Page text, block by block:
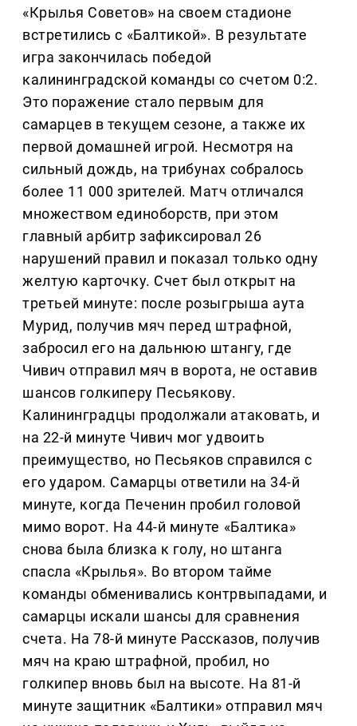
«Крылья Советов» на своем стадионе
встретились с «Балтикой». В результате
игра закончилась победой
калининградской команды со счетом 0:2.
Это поражение стало первым для
самарцев в текущем сезоне, а также их
первой домашней игрой. Несмотря на
сильный дождь, на трибунах собралось
более 11 000 зрителей. Матч отличался
множеством единоборств, при этом
главный арбитр зафиксировал 26
нарушений правил и показал только одну
желтую карточку. Счет был открыт на
третьей минуте: после розыгрыша аута
Мурид, получив мяч перед штрафной,
забросил его на дальнюю штангу, где
Чивич отправил мяч в ворота, не оставив
шансов голкиперу Песьякову.
Калининградцы продолжали атаковать, и
на 22-й минуте Чивич мог удвоить
преимущество, но Песьяков справился с
его ударом. Самарцы ответили на 34-й
минуте, когда Печенин пробил головой
мимо ворот. На 44-й минуте «Балтика»
снова была близка к голу, но штанга
спасла «Крылья». Во втором тайме
команды обменивались контрвыпадами, и
самарцы искали шансы для сравнения
счета. На 78-й минуте Рассказов, получив
мяч на краю штрафной, пробил, но
голкипер вновь был на высоте. На 81-й
минуте защитник «Балтики» отправил мяч